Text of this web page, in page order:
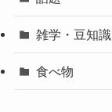
雑学・豆知識
食べ物